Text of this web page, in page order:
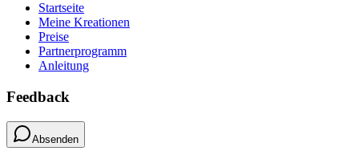
Startseite
Meine Kreationen
Preise
Partnerprogramm
Anleitung
Feedback
Absenden